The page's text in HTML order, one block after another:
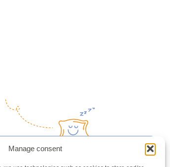
Manage consent